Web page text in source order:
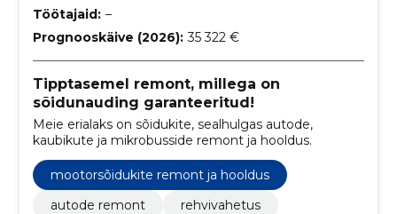
Töötajaid: –
Prognooskäive (2026): 35 322 €
Tipptasemel remont, millega on
sõidunauding garanteeritud!
Meie erialaks on sõidukite, sealhulgas autode,
kaubikute ja mikrobusside remont ja hooldus.
mootorsõidukite remont ja hooldus
autode remont
rehvivahetus